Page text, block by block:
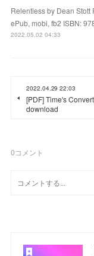
Relentless by Dean Stott
ePub, mobi, fb2 ISBN:
2022.05.02 04:33
2022.04.29 22:03
[PDF] Time's Convert
download
0コメント